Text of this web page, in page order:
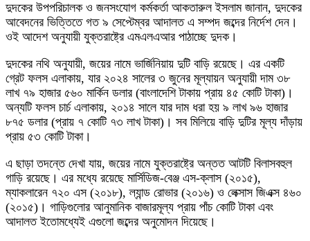
দুদকের উপপরিচালক ও জনসংযোগ কর্মকর্তা আকতারুল ইসলাম জানান, দুদকের
আবেদনের ভিত্তিতে গত ৯ সেপ্টেম্বর আদালত এ সম্পদ জব্দের নির্দেশ দেন।
ওই আদেশ অনুযায়ী যুক্তরাষ্ট্রে এমএলএআর পাঠাচ্ছে দুদক।
দুদকের নথি অনুযায়ী, জয়ের নামে ভার্জিনিয়ায় দুটি বাড়ি রয়েছে। এর একটি
গ্রেট ফলস এলাকায়, যার ২০২৪ সালের ৩ জুনের মূল্যায়ন অনুযায়ী দাম ৩৮
লাখ ৭৯ হাজার ৫৬০ মার্কিন ডলার (বাংলাদেশি টাকায় প্রায় ৪৫ কোটি টাকা)।
অন্যটি ফলস চার্চ এলাকায়, ২০১৪ সালে যার দাম ধরা হয় ৯ লাখ ৯৬ হাজার
৮৭৫ ডলার (প্রায় ৭ কোটি ৭৩ লাখ টাকা)। সব মিলিয়ে বাড়ি দুটির মূল্য দাঁড়ায়
প্রায় ৫৩ কোটি টাকা।
এ ছাড়া তদন্তে দেখা যায়, জয়ের নামে যুক্তরাষ্ট্রে অন্তত আটটি বিলাসবহুল
গাড়ি রয়েছে। এর মধ্যে রয়েছে মার্সিডিজ-বেঞ্জ এস-ক্লাস (২০১৫),
ম্যাকলারেন ৭২০ এস (২০১৮), ল্যান্ড রোভার (২০১৬) ও লেক্সাস জিএক্স ৪৬০
(২০১৫)। গাড়িগুলোর আনুমানিক বাজারমূল্য প্রায় পাঁচ কোটি টাকা এবং
আদালত ইতোমধ্যেই এগুলো জব্দের অনুমোদন দিয়েছে।